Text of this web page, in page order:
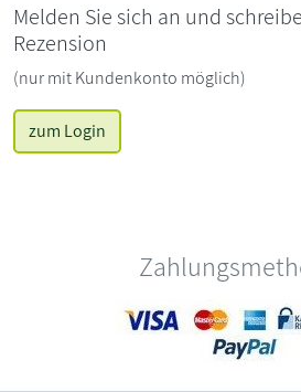
Melden Sie sich an und
Rezension
(nur mit Kundenkonto möglich)
zum Login